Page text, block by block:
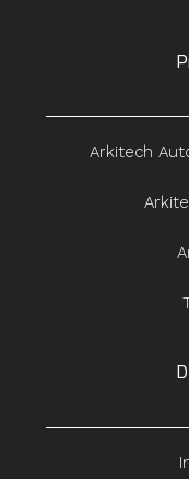
Arkitech